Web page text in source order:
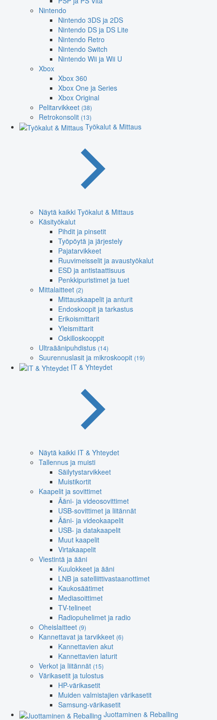
Nintendo
Nintendo 3DS ja 2DS
Nintendo DS ja DS Lite
Nintendo Retro
Nintendo Switch
Nintendo Wii ja Wii U
Xbox
Xbox 360
Xbox One ja Series
Xbox Original
Pelitarvikkeet (38)
Retrokonsolit (13)
Työkalut & Mittaus
Näytä kaikki Työkalut & Mittaus
Käsityökalut
Pihdit ja pinsetit
Työpöytä ja järjestely
Pajatarvikkeet
Ruuvimeisselit ja avaustyökalut
ESD ja antistaattisuus
Penkkipuristimet ja tuet
Mittalaitteet (2)
Mittauskaapelit ja anturit
Endoskoopit ja tarkastus
Erikoismittarit
Yleismittarit
Oskilloskooppit
Ultraäänipuhdistus (14)
Suurennuslasit ja mikroskoopit (19)
IT & Yhteydet
Näytä kaikki IT & Yhteydet
Tallennus ja muisti
Säilytystarvikkeet
Muistikortit
Kaapelit ja sovittimet
Ääni- ja videosovittimet
USB-sovittimet ja liitännät
Ääni- ja videokaapelit
USB- ja datakaapelit
Muut kaapelit
Virtakaapelit
Viestintä ja ääni
Kuulokkeet ja ääni
LNB ja satelliittivastaanottimet
Kaukosäätimet
Mediasoittimet
TV-telineet
Radiopuhelimet ja radio
Oheislaitteet (9)
Kannettavat ja tarvikkeet (6)
Kannettavien akut
Kannettavien laturit
Verkot ja liitännät (15)
Värikasetit ja tulostus
HP-värikasetit
Muiden valmistajien värikasetit
Samsung-värikasetit
Juottaminen & Reballing